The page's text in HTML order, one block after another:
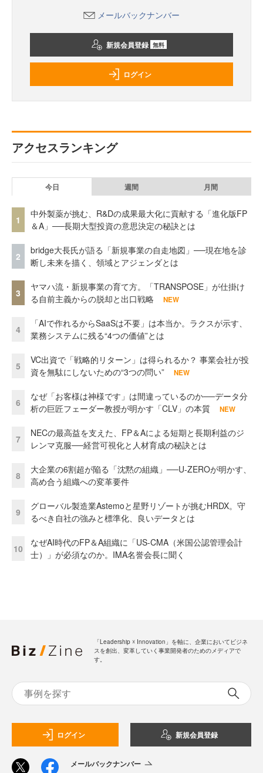
メールバックナンバー
新規会員登録 無料
ログイン
アクセスランキング
今日 週間 月間
1
中外製薬が挑む、R&Dの成果最大化に貢献する「進化版FP
＆A」──長期大型投資の意思決定の秘訣とは
2
bridge大長氏が語る「新規事業の自走地図」──現在地を診
断し未来を描く、領域とアジェンダとは
3
ヤマハ流・新規事業の育て方。「TRANSPOSE」が仕掛け
る自前主義からの脱却と出口戦略
NEW
4
「AIで作れるからSaaSは不要」は本当か。ラクスが示す、
業務システムに残る“4つの価値”とは
5
VC出資で「戦略的リターン」は得られるか？ 事業会社が投
資を無駄にしないための“3つの問い”
NEW
6
なぜ「お客様は神様です」は間違っているのか──データ分
析の巨匠フェーダー教授が明かす「CLV」の本質
NEW
7
NECの最高益を支えた、FP＆Aによる短期と長期利益のジ
レンマ克服──経営可視化と人材育成の秘訣とは
8
大企業の6割超が陥る「沈黙の組織」──U-ZEROが明かす、
高め合う組織への変革要件
9
グローバル製造業Astemoと星野リゾートが挑むHRDX。守
るべき自社の強みと標準化、良いデータとは
10
なぜAI時代のFP＆A組織に「US-CMA（米国公認管理会計
士）」が必須なのか。IMA名誉会長に聞く
「Leadership ☓ Innovation」を軸に、企業においてビジネ
スを創出、変革していく事業開発者のためのメディアで
す。
ログイン 新規会員登録
メールバックナンバー